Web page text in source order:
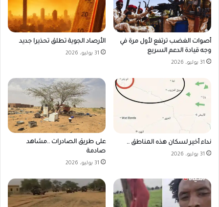
أصوات الغضب ترتفع لأول مرة في
وجه قيادة الدعم السريع
31 يوليو، 2026
الأرصاد الجوية تطلق تحذيرا جديد
31 يوليو، 2026
نداء أخير لسكان هذه المناطق ..
31 يوليو، 2026
على طريق الصادرات ..مشاهد
صادمة
31 يوليو، 2026